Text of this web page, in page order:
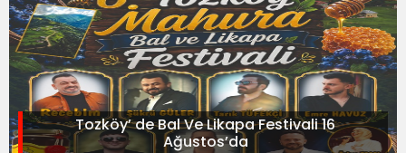
Tozköy’ de Bal Ve Likapa Festivali 16
Ağustos’da